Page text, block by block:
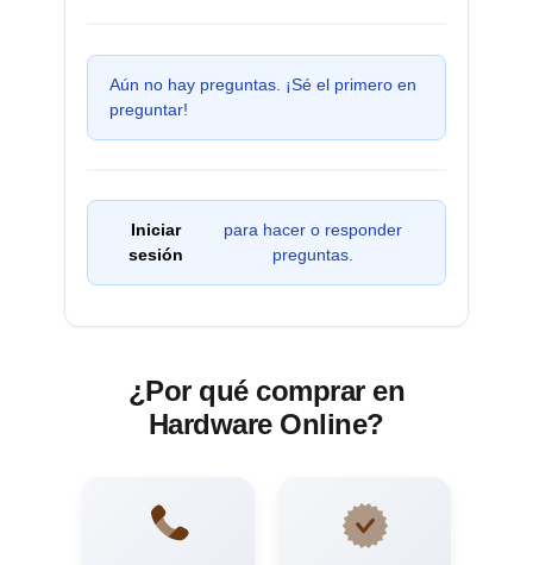
Aún no hay preguntas. ¡Sé el primero en
preguntar!
Iniciar
sesión
para hacer o responder
preguntas.
¿Por qué comprar en
Hardware Online?